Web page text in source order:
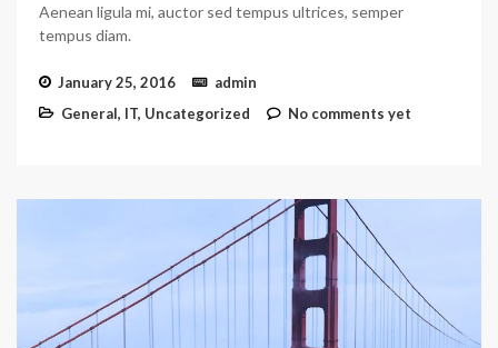
Aenean ligula mi, auctor sed tempus ultrices, semper
tempus diam.
January 25, 2016
admin
General, IT, Uncategorized No comments yet